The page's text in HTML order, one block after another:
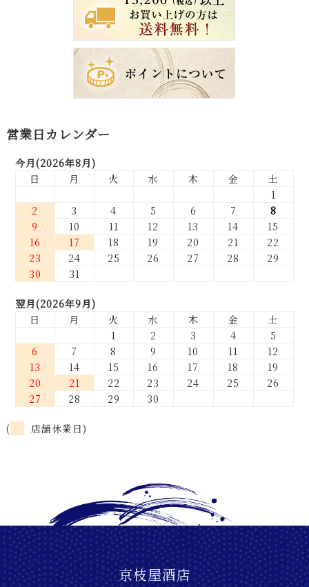
営業日カレンダー
今月(2026年8月)
日
月 火 水 木 金
土
1
2
3 4 5 6 7
8
9
10 11 12 13 14
15
16
17 18 19 20 21
22
23
24 25 26 27 28
29
30
31
翌月(2026年9月)
日
月 火 水 木 金
土
1
2 3 4
5
6
7 8 9 10 11
12
13
14 15 16 17 18
19
20
21 22 23 24 25
26
27
28 29 30
( 店舗休業日)
京枝屋酒店